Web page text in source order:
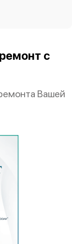
с
Вашей